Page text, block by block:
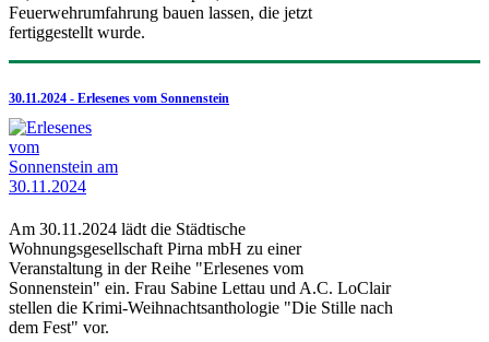
Feuerwehrumfahrung bauen lassen, die jetzt
fertiggestellt wurde.
30.11.2024 - Erlesenes vom Sonnenstein
Am 30.11.2024 lädt die Städtische
Wohnungsgesellschaft Pirna mbH zu einer
Veranstaltung in der Reihe "Erlesenes vom
Sonnenstein" ein. Frau Sabine Lettau und A.C. LoClair
stellen die Krimi-Weihnachtsanthologie "Die Stille nach
dem Fest" vor.